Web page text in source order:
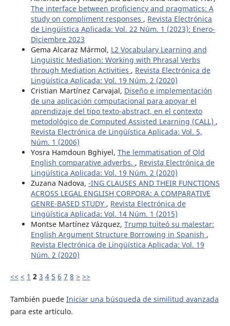
The interface between proficiency and pragmatics: A
study on compliment responses , Revista Electrónica
de Lingüística Aplicada: Vol. 22 Núm. 1 (2023): Enero-
Diciembre 2023
Gema Alcaraz Mármol, L2 Vocabulary Learning and
Linguistic Mediation: Working with Phrasal Verbs
through Mediation Activities , Revista Electrónica de
Lingüística Aplicada: Vol. 19 Núm. 2 (2020)
Cristian Martínez Carvajal, Diseño e implementación
de una aplicación computacional para apoyar el
aprendizaje del tipo texto-abstract, en el contexto
metodológico de Computed Assisted Learning (CALL) ,
Revista Electrónica de Lingüística Aplicada: Vol. 5,
Núm. 1 (2006)
Yosra Hamdoun Bghiyel, The lemmatisation of Old
English comparative adverbs. , Revista Electrónica de
Lingüística Aplicada: Vol. 19 Núm. 2 (2020)
Zuzana Nadova, -ING CLAUSES AND THEIR FUNCTIONS
ACROSS LEGAL ENGLISH CORPORA: A COMPARATIVE
GENRE-BASED STUDY , Revista Electrónica de
Lingüística Aplicada: Vol. 14 Núm. 1 (2015)
Montse Martínez Vázquez, Trump tuiteó su malestar:
English Argument Structure Borrowing in Spanish ,
Revista Electrónica de Lingüística Aplicada: Vol. 19
Núm. 2 (2020)
<< < 1 2 3 4 5 6 7 8 > >>
También puede Iniciar una búsqueda de similitud avanzada
para este artículo.